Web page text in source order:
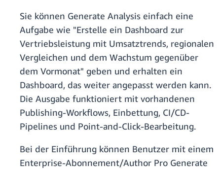
Sie können Generate Analysis einfach eine
Aufgabe wie "Erstelle ein Dashboard zur
Vertriebsleistung mit Umsatztrends, regionalen
Vergleichen und dem Wachstum gegenüber
dem Vormonat" geben und erhalten ein
Dashboard, das weiter angepasst werden kann.
Die Ausgabe funktioniert mit vorhandenen
Publishing-Workflows, Einbettung, CI/CD-
Pipelines und Point-and-Click-Bearbeitung.
Bei der Einführung können Benutzer mit einem
Enterprise-Abonnement/Author Pro Generate